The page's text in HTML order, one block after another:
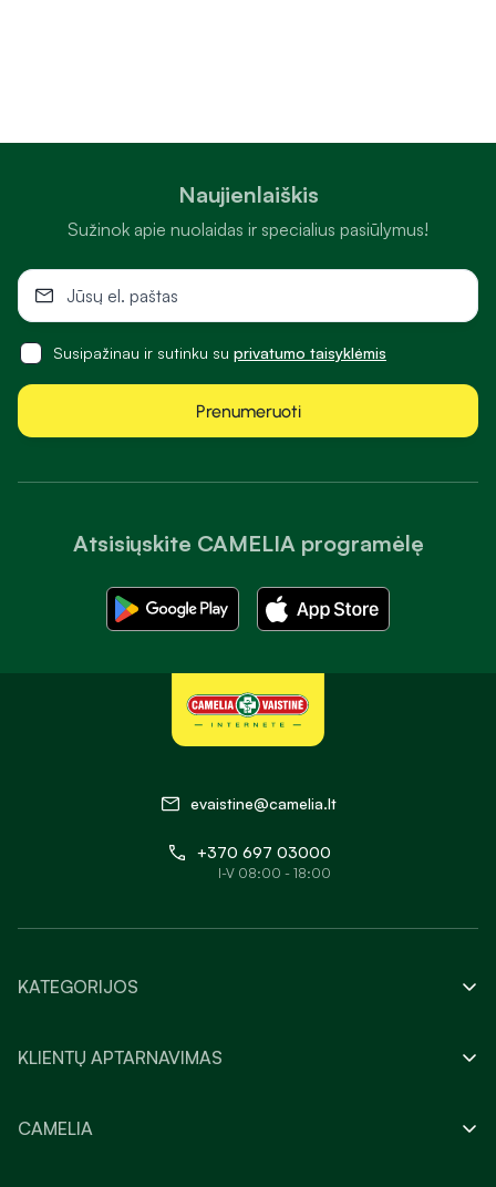
Atsisiųskite CAMELIA programėlę
Naujienlaiškis
Sužinok apie nuolaidas ir specialius pasiūlymus!
Susipažinau ir sutinku su privatumo taisyklėmis
Prenumeruoti
evaistine@camelia.lt
+370 697 03000
I-V 08:00 - 18:00
KATEGORIJOS
KLIENTŲ APTARNAVIMAS
CAMELIA